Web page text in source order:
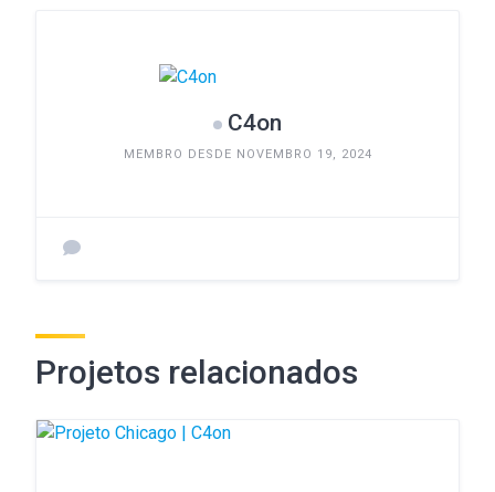
C4on
MEMBRO DESDE NOVEMBRO 19, 2024
Projetos relacionados